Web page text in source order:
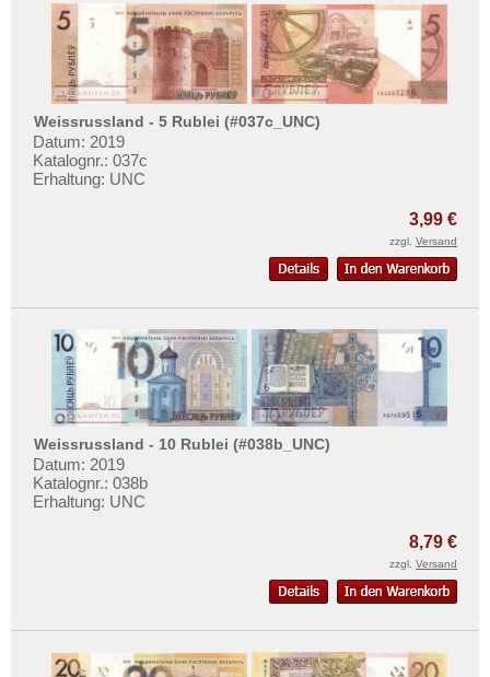
Impressum
Weissrussland - 5 Rublei (#037c_UNC)
Datum: 2019
Katalognr.: 037c
Erhaltung: UNC
3,99 €
zzgl. Versand
Weissrussland - 10 Rublei (#038b_UNC)
Datum: 2019
Katalognr.: 038b
Erhaltung: UNC
8,79 €
zzgl. Versand